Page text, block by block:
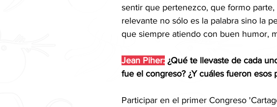
sentir que pertenezco, que formo
relevante no sólo es la palabra sino la
que siempre atiendo con buen humor,
Jean Piher: ¿Qué te llevaste de cada
fue el congreso? ¿Y cuáles fueron
Participar en el primer Congreso